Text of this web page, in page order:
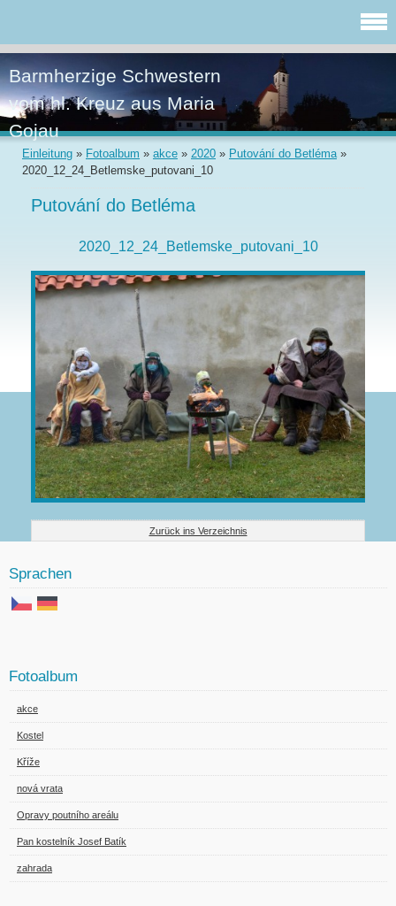
Barmherzige Schwestern
vom hl. Kreuz aus Maria
Gojau
Einleitung » Fotoalbum » akce » 2020 » Putování do Betléma»
2020_12_24_Betlemske_putovani_10
Putování do Betléma
2020_12_24_Betlemske_putovani_10
Zurück ins Verzeichnis
Sprachen
Fotoalbum
akce
Kostel
Kříže
nová vrata
Opravy poutního areálu
Pan kostelník Josef Batík
zahrada